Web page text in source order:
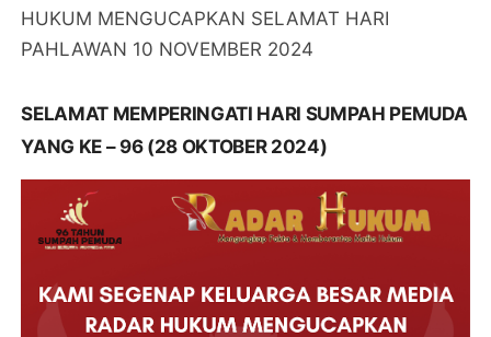
HUKUM MENGUCAPKAN SELAMAT HARI
PAHLAWAN 10 NOVEMBER 2024
SELAMAT MEMPERINGATI HARI SUMPAH PEMUDA
YANG KE – 96 (28 OKTOBER 2024)